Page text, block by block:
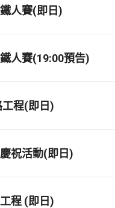
人賽(即日)
人賽(19:00預告)
程(即日)
祝活動(即日)
程 (即日)